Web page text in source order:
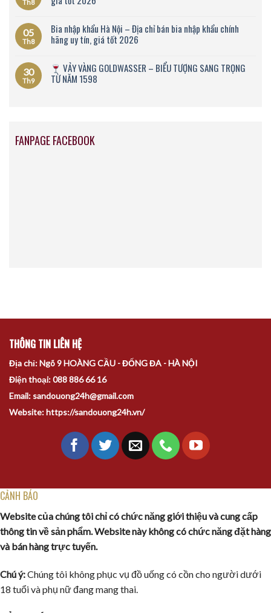
Th8
05
Th8
Bia nhập khẩu Hà Nội – Địa chỉ bán bia nhập khẩu chính
hãng uy tín, giá tốt 2026
30
Th9
VẢY VÀNG GOLDWASSER – BIỂU TƯỢNG SANG TRỌNG
TỪ NĂM 1598
FANPAGE FACEBOOK
THÔNG TIN LIÊN HỆ
Địa chỉ: Ngõ 9 HOÀNG CẦU - ĐỐNG ĐA - HÀ NỘI
Điện thoại: 088 886 66 16
Email: sandouong24h@gmail.com
Website: https://sandouong24h.vn/
CẢNH BÁO
Website của chúng tôi chỉ có chức năng giới thiệu và cung cấp
thông tin về sản phẩm. Website này không có chức năng đặt hàng
và bán hàng trực tuyến.
Chú ý:Chúng tôi không phục vụ đồ uống có cồn cho người dưới
18 tuổi và phụ nữ đang mang thai.